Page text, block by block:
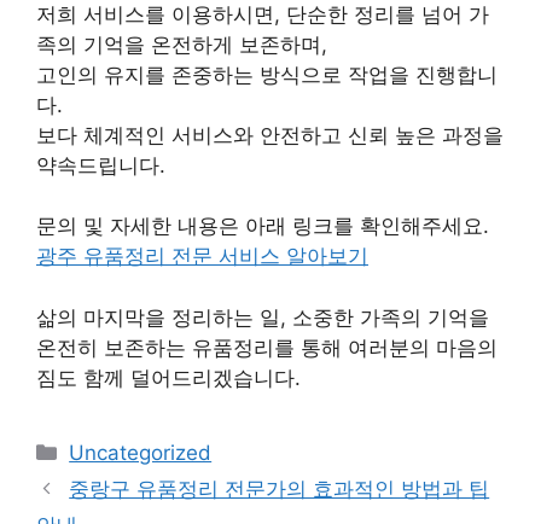
저희 서비스를 이용하시면, 단순한 정리를 넘어 가
족의 기억을 온전하게 보존하며,
고인의 유지를 존중하는 방식으로 작업을 진행합니
다.
보다 체계적인 서비스와 안전하고 신뢰 높은 과정을
약속드립니다.
문의 및 자세한 내용은 아래 링크를 확인해주세요.
광주 유품정리 전문 서비스 알아보기
삶의 마지막을 정리하는 일, 소중한 가족의 기억을
온전히 보존하는 유품정리를 통해 여러분의 마음의
짐도 함께 덜어드리겠습니다.
카
테
고
Uncategorized
중랑구 유품정리 전문가의 효과적인 방법과 팁